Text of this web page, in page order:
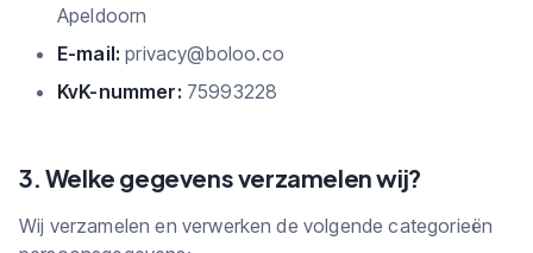
Apeldoorn
E-mail: privacy@boloo.co
KvK-nummer: 75993228
3. Welke gegevens verzamelen wij?
Wij verzamelen en verwerken de volgende categorieën